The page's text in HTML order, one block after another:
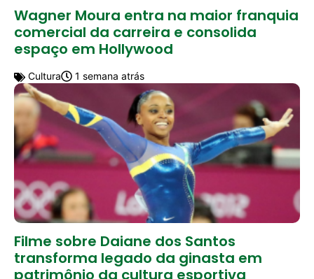
Wagner Moura entra na maior franquia
comercial da carreira e consolida
espaço em Hollywood
Cultura 1 semana atrás
Filme sobre Daiane dos Santos
transforma legado da ginasta em
patrimônio da cultura esportiva